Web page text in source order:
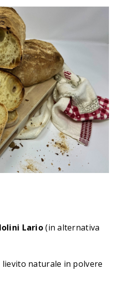
Lario(in alternativa
lievito naturale in polvere